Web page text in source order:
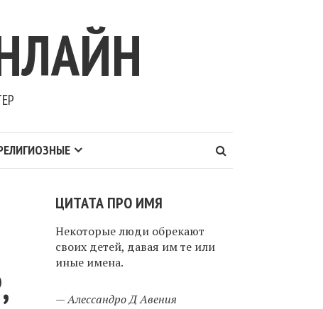
ЦИТАТА ПРО ИМЯ
Некоторые люди обрекают
своих детей, давая им те или
иные имена.
—Алессандро Д Авения